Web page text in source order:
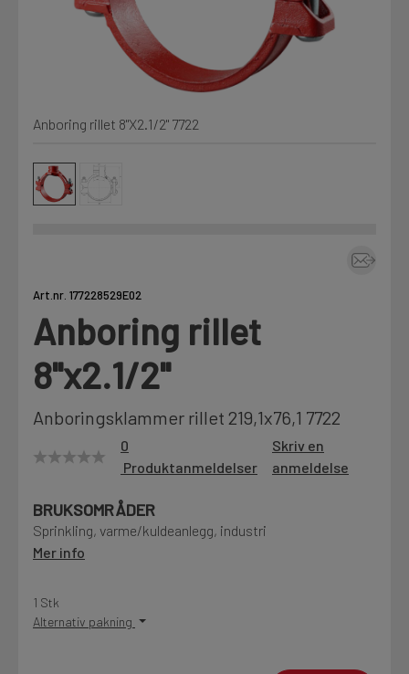
Kjemi, vindsperre og branntetting
Fag
Motek
Finn butikk
Kontakt og åpningstider
Fra rådgivning til sporing av ordre
Mine henvendelser
Prislister
Firmainformasjon
LOGG UT
Anboring rillet 8"X2.1/2" 7722
Art.nr. 177228529E02
Anboring rillet
8"x2.1/2"
Anboringsklammer rillet 219,1x76,1 7722
0
Produktanmeldelser
Skriv en
anmeldelse
BRUKSOMRÅDER
Sprinkling, varme/kuldeanlegg, industri
Mer info
1 Stk
Alternativ pakning